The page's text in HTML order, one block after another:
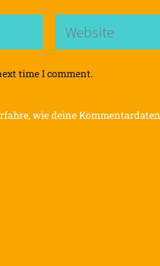
time I comment.
wie deine Kommentardaten